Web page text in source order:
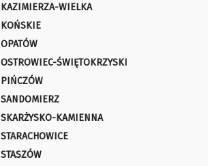
KAZIMIERZA-WIELKA
KOŃSKIE
OPATÓW
OSTROWIEC-ŚWIĘTOKRZYSKI
PIŃCZÓW
SANDOMIERZ
SKARŻYSKO-KAMIENNA
STARACHOWICE
STASZÓW